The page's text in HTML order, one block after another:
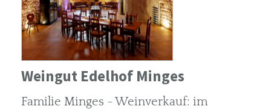
Weingut Edelhof Minges
Familie Minges - Weinverkauf: im